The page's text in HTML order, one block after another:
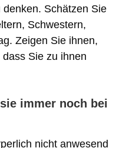
Schätzen Sie
Schwestern,
Zeigen Sie ihnen,
Sie zu ihnen
immer noch bei
nicht anwesend